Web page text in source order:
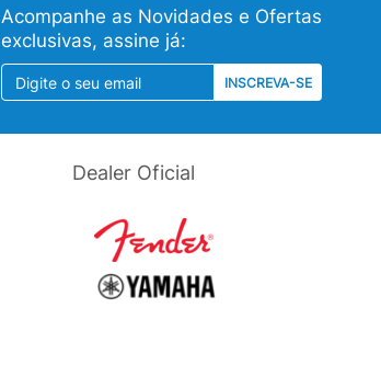
Acompanhe as Novidades e Ofertas
exclusivas, assine já:
INSCREVA-SE
Dealer Oficial